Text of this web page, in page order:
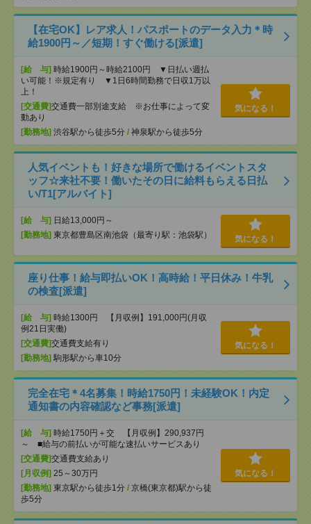
【在宅OK】レア求人！パスポートのデータ入力＊時
給1900円～／短期！すぐ働ける[派遣]
[給 与] 時給1900円～時給2100円 ▼日払い週払
い可能！※規定有り ▼1日6時間勤務で日収1万以
上！
[交通費]交通費一部別途支給 ※お仕事によって変
動あり
[勤務地] 渋谷駅から徒歩5分 / 神泉駅から徒歩5分
気になる！
人気イベントも！好きな場所で働けるイベントスタ
ッフ☆来社不要！働いたその日に給料もらえる日払
い/T1[アルバイト]
[給 与] 日給13,000円～
[勤務地] 東京都豊島区南池袋（最寄り駅：池袋駅） 気になる！
座り仕事！給与即払いOK！高時給！平日休み！牛乳
の検査[派遣]
[給 与] 時給1300円 【月収例】191,000円(月収
例21日実働)
[交通費]交通費支給有り
[勤務地] 駒形駅から車10分
気になる！
完全在宅＊4名募集！時給1750円！未経験OK！内定
通知書の内容確認など事務[派遣]
[給 与] 時給1750円＋交 【月収例】290,937円
～ ■給与の前払いが可能な速払いサービスあり
[交通費]交通費支給あり
[月収例] 25～30万円
[勤務地] 東京駅から徒歩1分 / 京橋(東京都)駅から徒
歩5分
気になる！